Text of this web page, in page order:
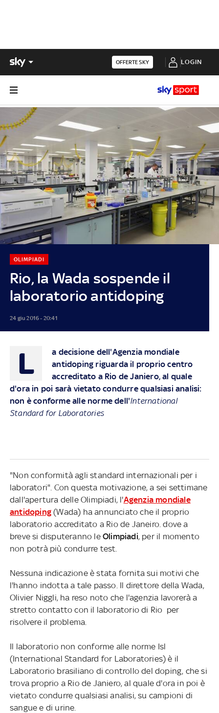
OFFERTE SKY LOGIN
Rio, la Wada sospende il
laboratorio antidoping
OLIMPIADI
24 giu 2016 - 20:41
L
a decisione dell'Agenzia mondiale
antidoping riguarda il proprio centro
accreditato a Rio de Janiero, al quale
d'ora in poi sarà vietato condurre qualsiasi analisi:
non è conforme alle norme dell'International
Standard for Laboratories
"Non conformità agli standard internazionali per i
laboratori". Con questa motivazione, a sei settimane
dall'apertura delle Olimpiadi, l'Agenzia mondiale
antidoping (Wada) ha annunciato che il proprio
laboratorio accreditato a Rio de Janeiro. dove a
breve si disputeranno le Olimpiadi, per il momento
non potrà più condurre test.
Nessuna indicazione è stata fornita sui motivi che
l'hanno indotta a tale passo. Il direttore della Wada,
Olivier Niggli, ha reso noto che l'agenzia lavorerà a
stretto contatto con il laboratorio di Rio per
risolvere il problema.
Il laboratorio non conforme alle norme Isl
(International Standard for Laboratories) è il
Laboratorio brasiliano di controllo del doping, che si
trova proprio a Rio de Janiero, al quale d'ora in poi è
vietato condurre qualsiasi analisi, su campioni di
sangue e di urine.